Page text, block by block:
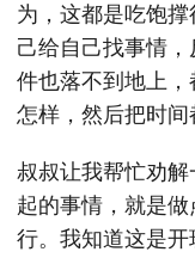
为，这都是吃饱
己给自己找事情
件也落不到地上
怎样，然后把时间
叔叔让我帮忙劝
起的事情，就是
行。我知道这是